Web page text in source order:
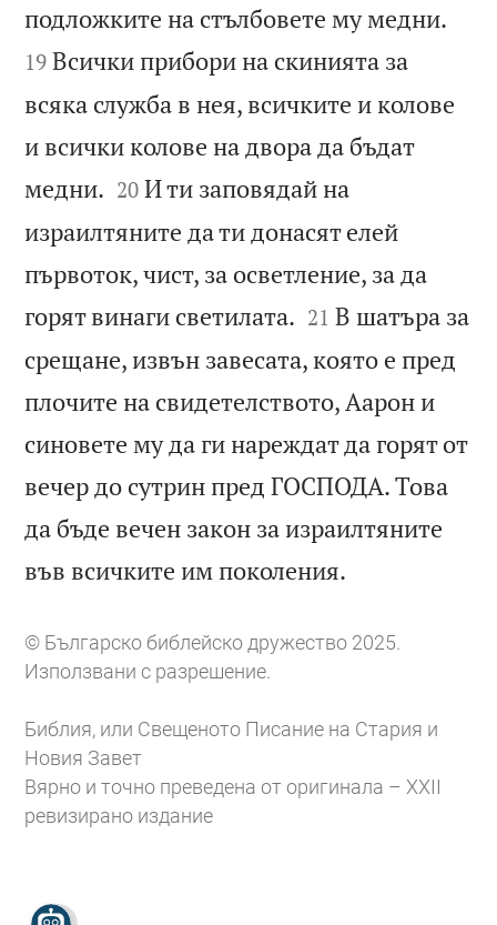
подложките на стълбовете му медни.
19 Всички прибори на скинията за
всяка служба в нея, всичките и колове
и всички колове на двора да бъдат
медни. 

20 И ти заповядай на
израилтяните да ти донасят елей
първоток, чист, за осветление, за да
горят винаги светилата. 

21 В шатъра за
срещане, извън завесата, която е пред
плочите на свидетелството, Аарон и
синовете му да ги нареждат да горят от
вечер до сутрин пред ГОСПОДА. Това
да бъде вечен закон за израилтяните
във всичките им поколения.
© Българско библейско дружество 2025.
Използвани с разрешение.
Библия, или Свещеното Писание на Стария и
Новия Завет
Вярно и точно преведена от оригинала – XXII
ревизирано издание